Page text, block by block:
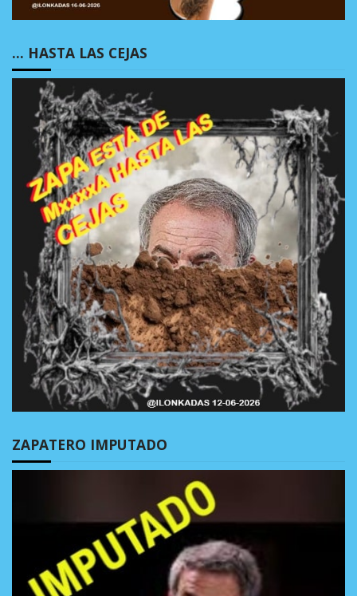
… HASTA LAS CEJAS
ZAPATERO IMPUTADO